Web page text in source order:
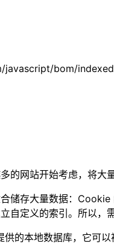
javascript/bom/
的网站开始考虑，将大
储存大量数据：
自定义的索引。所以，
的本地数据库，它可